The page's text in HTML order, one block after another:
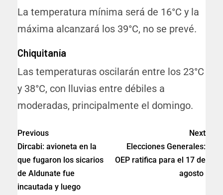
La temperatura mínima será de 16°C y la
máxima alcanzará los 39°C, no se prevé.
Chiquitanía
Las temperaturas oscilarán entre los 23°C
y 38°C, con lluvias entre débiles a
moderadas, principalmente el domingo.
Previous
Dircabi: avioneta en la
que fugaron los sicarios
de Aldunate fue
incautada y luego
Next
Elecciones Generales:
OEP ratifica para el 17 de
agosto